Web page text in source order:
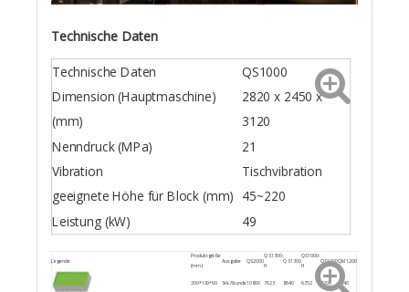
Technische Daten
Technische Daten QS1000
Dimension (Hauptmaschine)
(mm)
2820 x 2450 x
3120
Nenndruck (MPa)
21
Vibration
Tischvibration
geeignete Höhe für Block (mm) 45~220
Leistung (kW) 49
Legende
Produktgröße
(mm)
Ausgabe QS2000
QS1300-
H
QS1300
QS1000-
H
QS1000QM1200
200*100*60 Stk./Stunde10800 7623 8640 6352 7200 8640